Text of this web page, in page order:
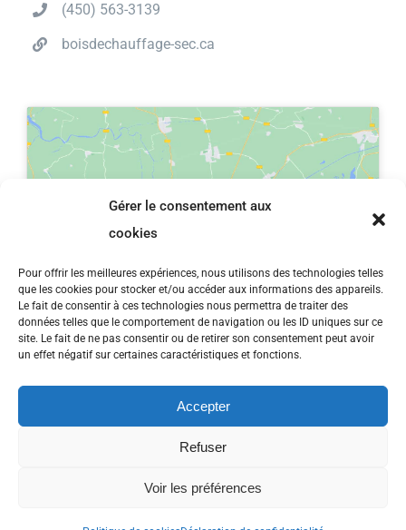
Gérer le consentement aux
cookies
Pour offrir les meilleures expériences, nous utilisons des technologies telles
que les cookies pour stocker et/ou accéder aux informations des appareils.
Le fait de consentir à ces technologies nous permettra de traiter des
données telles que le comportement de navigation ou les ID uniques sur ce
site. Le fait de ne pas consentir ou de retirer son consentement peut avoir
un effet négatif sur certaines caractéristiques et fonctions.
Accepter
Refuser
Voir les préférences
(450) 563-3139
boisdechauffage-sec.ca